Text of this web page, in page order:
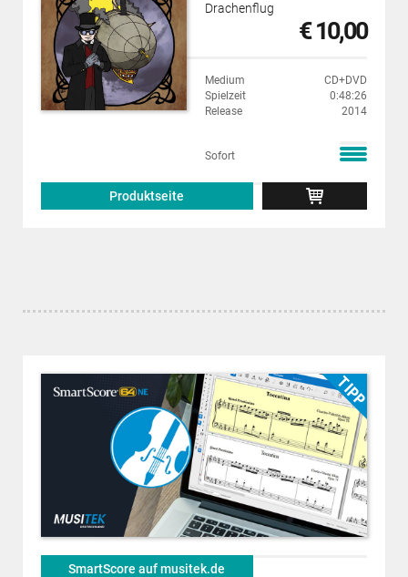
Drachenflug
€ 10,00
Medium
CD+DVD
Spielzeit
0:48:26
Release
2014
Sofort
Produktseite
SmartScore auf musitek.de